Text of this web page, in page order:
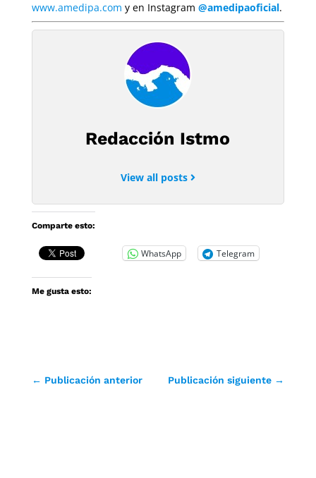
www.amedipa.com y en Instagram @amedipaoficial.
Redacción Istmo
View all posts
Comparte esto:
WhatsApp Telegram
Me gusta esto:
← Publicación anterior Publicación siguiente →